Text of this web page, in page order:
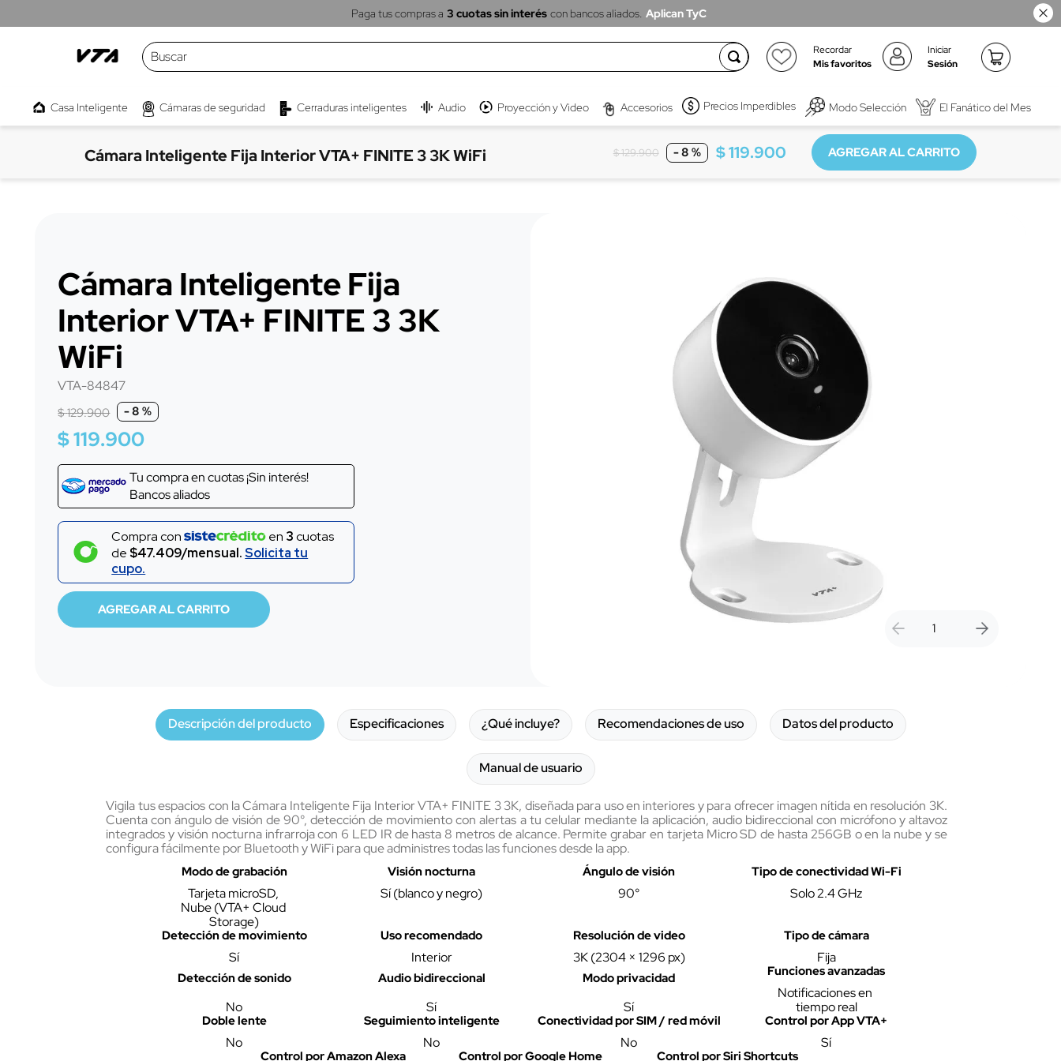
Paga tus compras a 3 cuotas sin interés con bancos aliados. Aplican TyC
Buscar
Recordar
Mis favoritos
Iniciar
Sesión
Casa Inteligente Cámaras de seguridad Cerraduras inteligentes Audio Proyección y Video Accesorios Precios Imperdibles Modo Selección El Fanático del Mes
Cámara Inteligente Fija Interior VTA+ FINITE 3 3K WiFi $129.900 -8 % $119.900
Cámara Inteligente Fija
Interior VTA+ FINITE 3 3K
WiFi
VTA-84847
$129.900 -8 %
$119.900
Tu compra encuotas ¡Sin interés!
Bancos aliados
Compra con en 3cuotas
de $47.409/mensual.Solicita tu
cupo.
Descripción del producto Especificaciones ¿Qué incluye? Recomendaciones de uso Datos del producto
Manual de usuario
Vigila tus espacios con la Cámara Inteligente Fija Interior VTA+ FINITE 3 3K, diseñada para uso en interiores y para ofrecer imagen nítida en resolución 3K.
Cuenta con ángulo de visión de 90°, detección de movimiento con alertas a tu celular mediante la aplicación, audio bidireccional con micrófono y altavoz
integrados y visión nocturna infrarroja con 6 LED IR de hasta 8 metros de alcance. Permite grabar en tarjeta Micro SD de hasta 256GB o en la nube y se
configura fácilmente por Bluetooth y WiFi para que administres todas las funciones desde la app.
Modo de grabación
Tarjeta microSD,
Nube (VTA+ Cloud
Storage)
Visión nocturna
Sí (blanco y negro)
Ángulo de visión
90°
Tipo de conectividad Wi-Fi
Solo 2.4 GHz
Detección de movimiento
Sí
Uso recomendado
Interior
Resolución de video
3K (2304 × 1296 px)
Tipo de cámara
Fija
Detección de sonido
No
Audio bidireccional
Sí
Modo privacidad
Sí
Funciones avanzadas
Notificaciones en
tiempo real
Doble lente
No
Seguimiento inteligente
No
Conectividad por SIM / red móvil
No
Control por App VTA+
Sí
Control por Amazon Alexa Control por Google Home Control por Siri Shortcuts
cámaras
micrófono
bombillo